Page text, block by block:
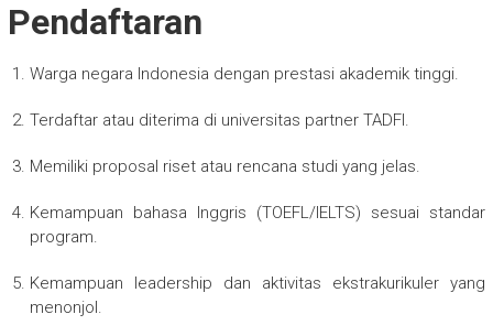
Pendaftaran
Warga negara Indonesia dengan prestasi akademik tinggi.
Terdaftar atau diterima di universitas partner TADFI.
Memiliki proposal riset atau rencana studi yang jelas.
Kemampuan bahasa Inggris (TOEFL/IELTS) sesuai standar
program.
Kemampuan leadership dan aktivitas ekstrakurikuler yang
menonjol.